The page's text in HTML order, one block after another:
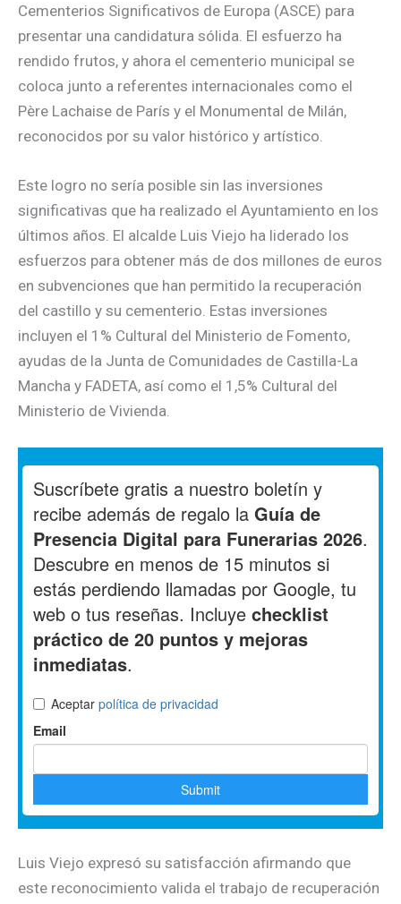
Cementerios Significativos de Europa (ASCE) para
presentar una candidatura sólida. El esfuerzo ha
rendido frutos, y ahora el cementerio municipal se
coloca junto a referentes internacionales como el
Père Lachaise de París y el Monumental de Milán,
reconocidos por su valor histórico y artístico.
Este logro no sería posible sin las inversiones
significativas que ha realizado el Ayuntamiento en los
últimos años. El alcalde Luis Viejo ha liderado los
esfuerzos para obtener más de dos millones de euros
en subvenciones que han permitido la recuperación
del castillo y su cementerio. Estas inversiones
incluyen el 1% Cultural del Ministerio de Fomento,
ayudas de la Junta de Comunidades de Castilla-La
Mancha y FADETA, así como el 1,5% Cultural del
Ministerio de Vivienda.
Luis Viejo expresó su satisfacción afirmando que
este reconocimiento valida el trabajo de recuperación